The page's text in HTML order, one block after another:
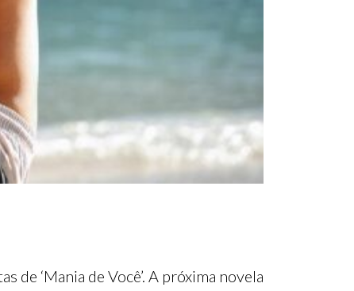
‘Mania de Você’. A próxima novela